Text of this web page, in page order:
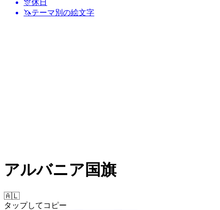
🎊休日
🦄テーマ別の絵文字
アルバニア国旗
🇦🇱
タップしてコピー